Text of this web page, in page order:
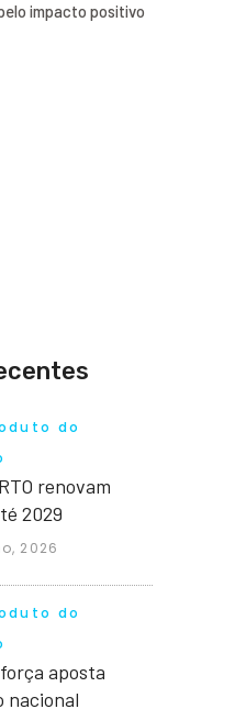
impacto positivo
do
renovam
2029
2026
do
aposta
nacional